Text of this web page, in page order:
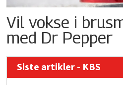
Vil vokse i
med Dr Pepper
Siste artikler - KBS